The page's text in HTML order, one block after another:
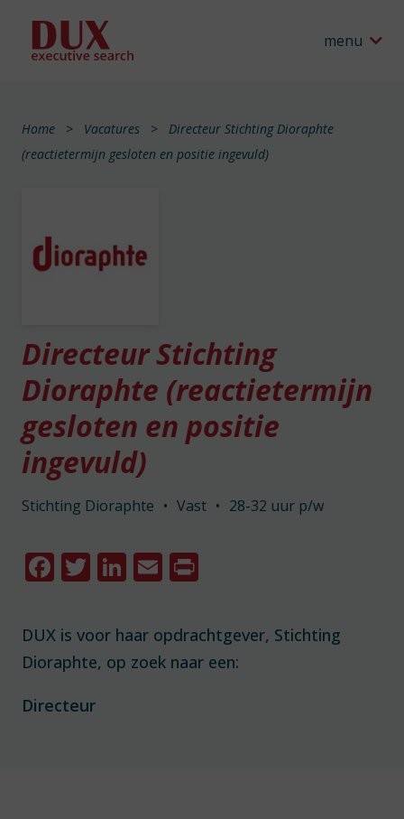
menu
Home Vacatures
Directeur Stichting Dioraphte
(reactietermijn gesloten en positie ingevuld)
Directeur Stichting
Dioraphte (reactietermijn
gesloten en positie
ingevuld)
Stichting Dioraphte • Vast • 28-32 uur p/w
Facebook
Twitter
LinkedIn
Email
DUX is voor haar opdrachtgever, Stichting
Dioraphte, op zoek naar een:
Directeur